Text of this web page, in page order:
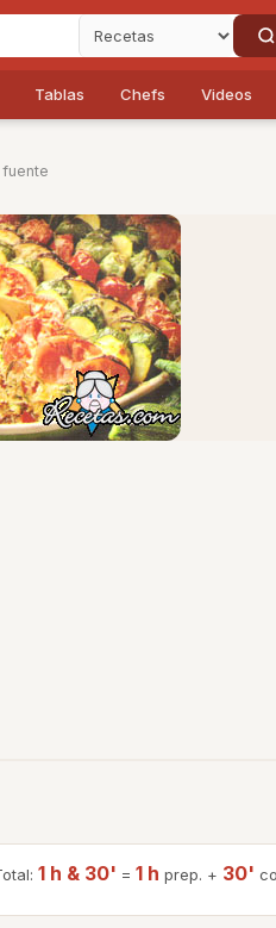
Tablas Chefs Videos
1 h & 30' = 1 h prep. + 30'